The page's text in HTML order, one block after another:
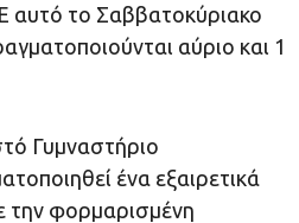
το Σαββατοκύριακο
αύριο και 1
Γυμναστήριο
ένα εξαιρετικά
την φορμαρισμένη